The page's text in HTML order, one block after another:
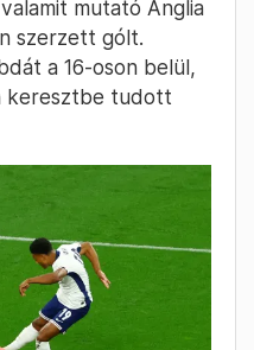
mutató Anglia
szerzett gólt.
a 16-oson belül,
keresztbe tudott